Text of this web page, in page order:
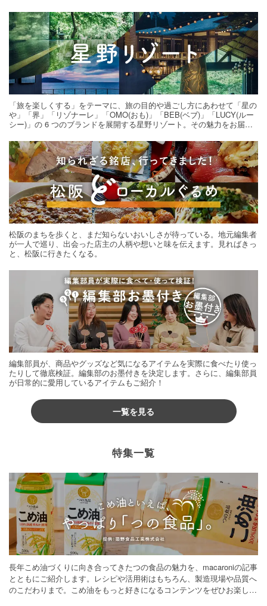
「旅を楽しくする」をテーマに、旅の目的や過ごし方にあわせて「星の
や」「界」「リゾナーレ」「OMO(おも)」「BEB(ベブ)」「LUCY(ルー
シー)」の 6 つのブランドを展開する星野リゾート。その魅力をお届け
松阪のまちを歩くと、まだ知らないおいしさが待っている。地元編集者
が一人で巡り、出会った店主の人柄や想いと味を伝えます。見ればきっ
と、松阪に行きたくなる。
編集部員が、商品やグッズなど気になるアイテムを実際に食べたり使っ
たりして徹底検証。編集部のお墨付きを決定します。さらに、編集部員
が日常的に愛用しているアイテムもご紹介！
一覧を見る
特集一覧
長年こめ油づくりに向き合ってきたつの食品の魅力を、macaroniの記事
とともにご紹介します。レシピや活用術はもちろん、製造現場や品質へ
のこだわりまで。こめ油をもっと好きになるコンテンツをぜひお楽しみ